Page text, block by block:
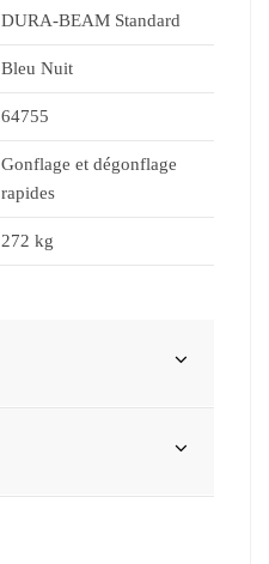
DURA-BEAM Standard
Bleu Nuit
64755
Gonflage et dégonflage
rapides
272 kg